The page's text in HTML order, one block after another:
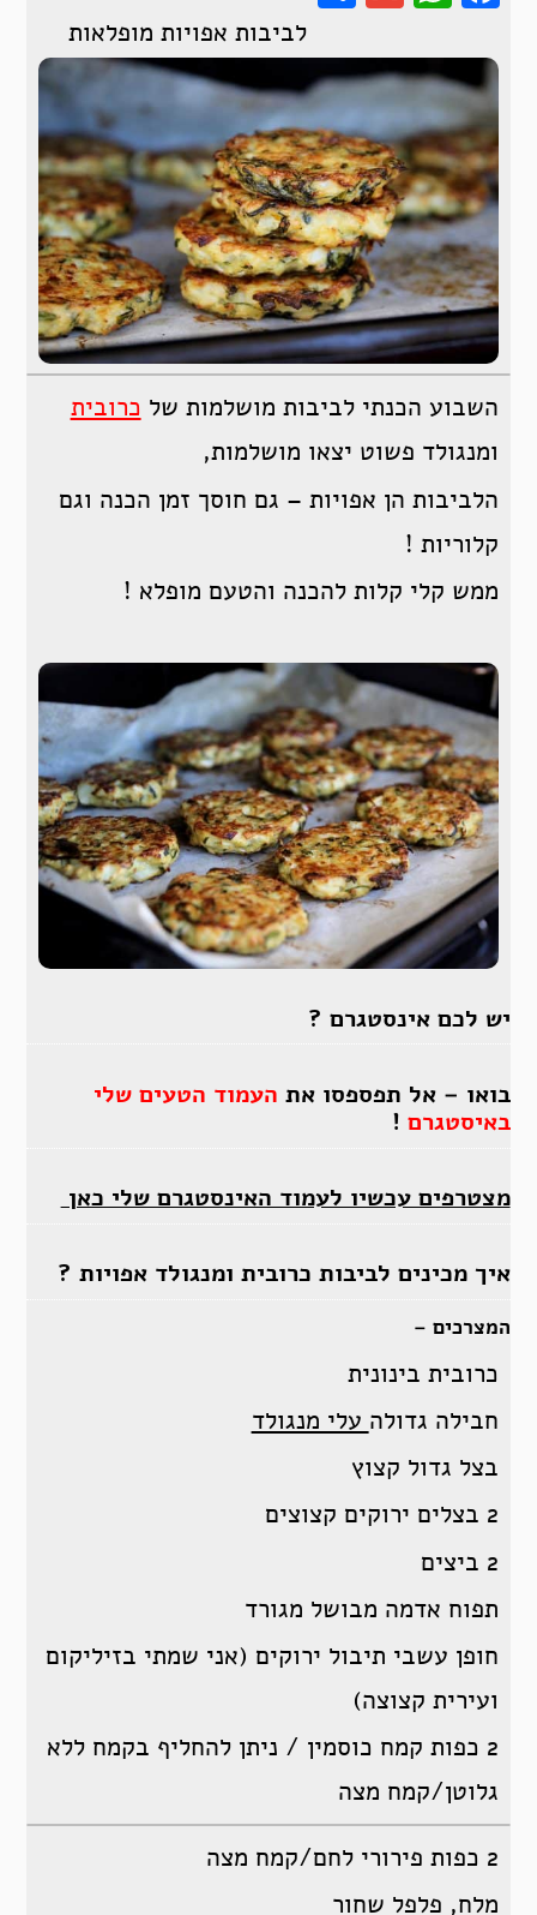
לביבות אפויות מופלאות
השבוע הכנתי לביבות מושלמות של כרובית
ומנגולד פשוט יצאו מושלמות,
הלביבות הן אפויות – גם חוסך זמן הכנה וגם
קלוריות !
ממש קלי קלות להכנה והטעם מופלא !
יש לכם אינסטגרם ?
בואו – אל תפספסו את העמוד הטעים שלי
באיסטגרם !
מצטרפים עכשיו לעמוד האינסטגרם שלי כאן
איך מכינים לביבות כרובית ומנגולד אפויות ?
המצרכים –
כרובית בינונית
חבילה גדולה עלי מנגולד
בצל גדול קצוץ
2 בצלים ירוקים קצוצים
2 ביצים
תפוח אדמה מבושל מגורד
חופן עשבי תיבול ירוקים (אני שמתי בזיליקום
ועירית קצוצה)
2 כפות קמח כוסמין / ניתן להחליף בקמח ללא
גלוטן/קמח מצה
2 כפות פירורי לחם/קמח מצה
מלח, פלפל שחור